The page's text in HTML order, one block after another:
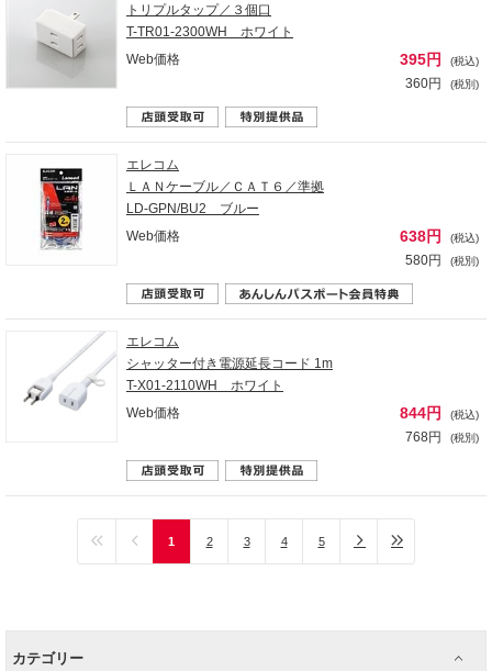
トリプルタップ／３個口
T-TR01-2300WH ホワイト
Web価格
395円 (税込)
360円 (税別)
エレコム
ＬＡＮケーブル／ＣＡＴ６／準拠
LD-GPN/BU2 ブルー
Web価格
638円 (税込)
580円 (税別)
エレコム
シャッター付き電源延長コード 1m
T-X01-2110WH ホワイト
Web価格
844円 (税込)
768円 (税別)
1 2 3 4 5
カテゴリー